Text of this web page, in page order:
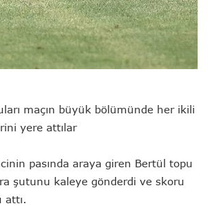
maçın büyük bölümünde her ikili
yere attılar
pasında araya giren Bertül topu
şutunu kaleye gönderdi ve skoru
attı.